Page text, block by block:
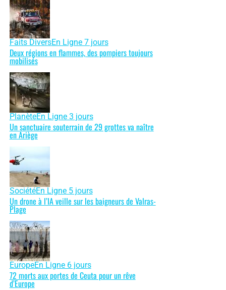
Faits DiversEn Ligne 7 jours
Deux régions en flammes, des pompiers toujours
mobilisés
PlanèteEn Ligne 3 jours
Un sanctuaire souterrain de 29 grottes va naître
en Ariège
SociétéEn Ligne 5 jours
Un drone à l’IA veille sur les baigneurs de Valras-
Plage
EuropeEn Ligne 6 jours
72 morts aux portes de Ceuta pour un rêve
d’Europe